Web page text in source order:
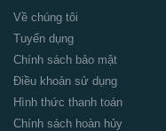
Về chúng tôi
Tuyển dụng
Chính sách bảo mật
Điều khoản sử dụng
Hình thức thanh toán
Chính sách hoàn hủy